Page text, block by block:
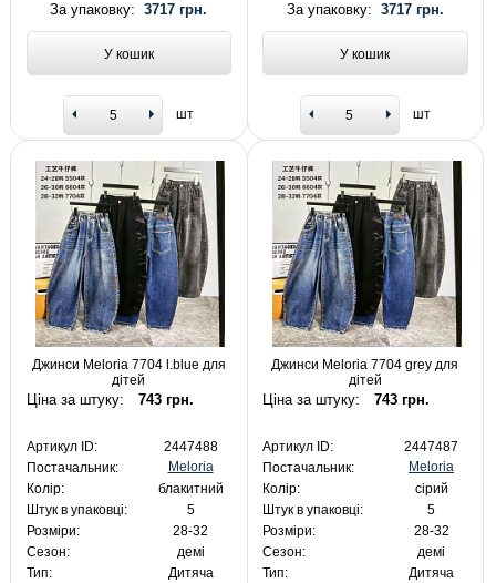
За упаковку:3717 грн.
У кошик
шт
За упаковку: 3717 грн.
У кошик
шт
Джинси Meloria 7704 l.blue для
дітей
Ціна за штуку: 743 грн.
Артикул ID:
2447488
Постачальник:
Meloria
Колір:
блакитний
Штук в упаковці:
5
Розміри:
28-32
Сезон:
демі
Тип:
Дитяча
Джинси Meloria 7704 grey для
дітей
Ціна за штуку: 743 грн.
Артикул ID:
2447487
Постачальник:
Meloria
Колір:
сірий
Штук в упаковці:
5
Розміри:
28-32
Сезон:
демі
Тип:
Дитяча